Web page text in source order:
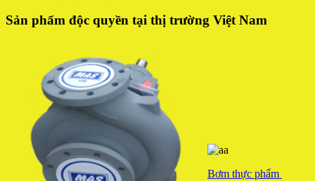
Sản phẩm độc quyền tại thị trường Việt Nam
Bơm thực phẩm